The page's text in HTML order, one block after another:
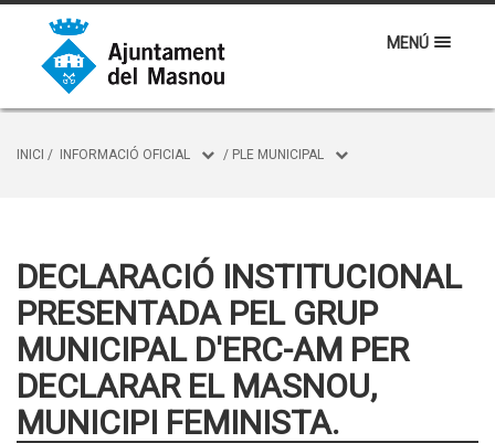
MENÚ
INICI / INFORMACIÓ OFICIAL / PLE MUNICIPAL
DECLARACIÓ INSTITUCIONAL
PRESENTADA PEL GRUP
MUNICIPAL D'ERC-AM PER
DECLARAR EL MASNOU,
MUNICIPI FEMINISTA.